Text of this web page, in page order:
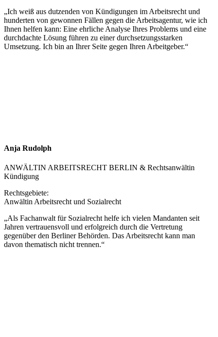
„Ich weiß aus dutzenden von Kündigungen im Arbeitsrecht und
hunderten von gewonnen Fällen gegen die Arbeitsagentur, wie ich
Ihnen helfen kann: Eine ehrliche Analyse Ihres Problems und eine
durchdachte Lösung führen zu einer durchsetzungsstarken
Umsetzung. Ich bin an Ihrer Seite gegen Ihren Arbeitgeber.“
Anja Rudolph
ANWÄLTIN ARBEITSRECHT BERLIN & Rechtsanwältin
Kündigung
Rechtsgebiete:
Anwältin Arbeitsrecht und Sozialrecht
„Als Fachanwalt für Sozialrecht helfe ich vielen Mandanten seit
Jahren vertrauensvoll und erfolgreich durch die Vertretung
gegenüber den Berliner Behörden. Das Arbeitsrecht kann man
davon thematisch nicht trennen.“